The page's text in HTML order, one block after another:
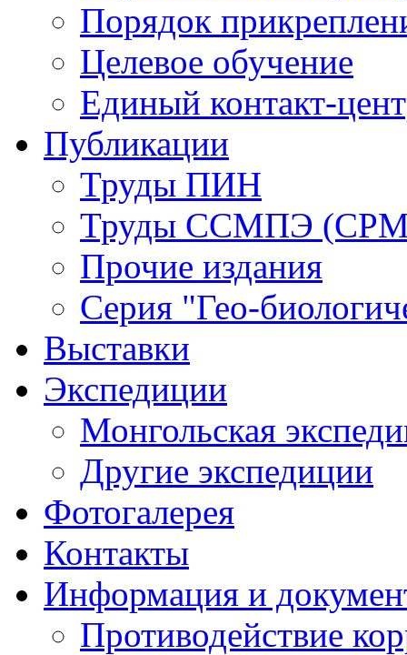
Порядок
Целевое обучение
Единый контакт-
Публикации
Труды ПИН
Труды ССМПЭ
Прочие издания
Серия "Гео-
Выставки
Экспедиции
Монгольская
Другие экспедиции
Фотогалерея
Контакты
Информация и
Противодействие